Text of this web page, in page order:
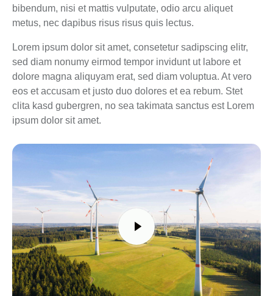
bibendum, nisi et mattis vulputate, odio arcu aliquet
metus, nec dapibus risus risus quis lectus.
Lorem ipsum dolor sit amet, consetetur sadipscing elitr,
sed diam nonumy eirmod tempor invidunt ut labore et
dolore magna aliquyam erat, sed diam voluptua. At vero
eos et accusam et justo duo dolores et ea rebum. Stet
clita kasd gubergren, no sea takimata sanctus est Lorem
ipsum dolor sit amet.